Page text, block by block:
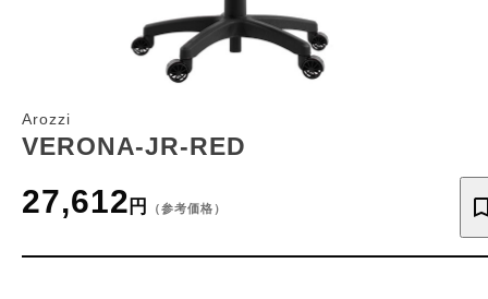
Arozzi
VERONA-JR-RED
27,612 円 （参考価格）